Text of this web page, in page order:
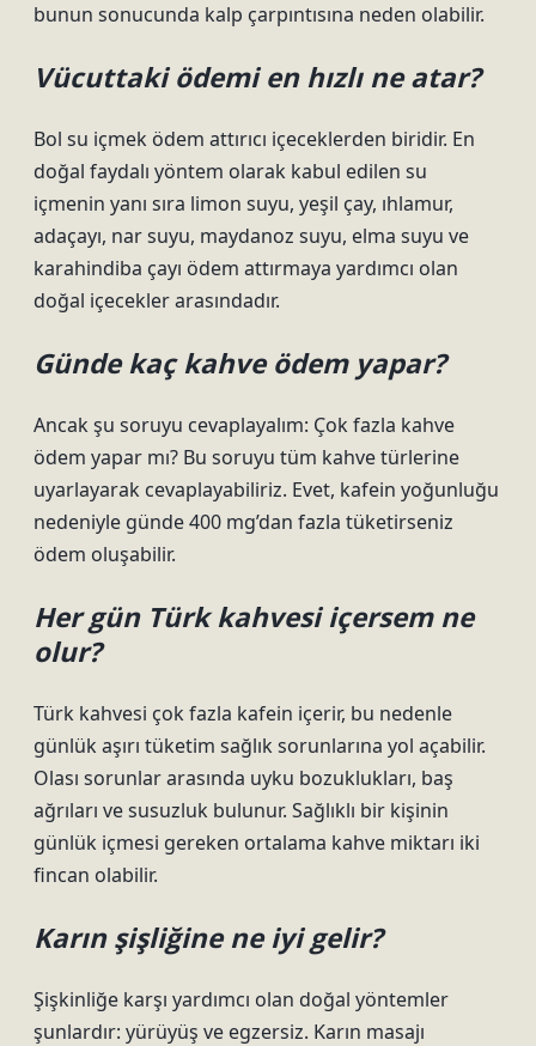
bunun sonucunda kalp çarpıntısına neden olabilir.
Vücuttaki ödemi en hızlı ne atar?
Bol su içmek ödem attırıcı içeceklerden biridir. En
doğal faydalı yöntem olarak kabul edilen su
içmenin yanı sıra limon suyu, yeşil çay, ıhlamur,
adaçayı, nar suyu, maydanoz suyu, elma suyu ve
karahindiba çayı ödem attırmaya yardımcı olan
doğal içecekler arasındadır.
Günde kaç kahve ödem yapar?
Ancak şu soruyu cevaplayalım: Çok fazla kahve
ödem yapar mı? Bu soruyu tüm kahve türlerine
uyarlayarak cevaplayabiliriz. Evet, kafein yoğunluğu
nedeniyle günde 400 mg’dan fazla tüketirseniz
ödem oluşabilir.
Her gün Türk kahvesi içersem ne
olur?
Türk kahvesi çok fazla kafein içerir, bu nedenle
günlük aşırı tüketim sağlık sorunlarına yol açabilir.
Olası sorunlar arasında uyku bozuklukları, baş
ağrıları ve susuzluk bulunur. Sağlıklı bir kişinin
günlük içmesi gereken ortalama kahve miktarı iki
fincan olabilir.
Karın şişliğine ne iyi gelir?
Şişkinliğe karşı yardımcı olan doğal yöntemler
şunlardır: yürüyüş ve egzersiz. Karın masajı